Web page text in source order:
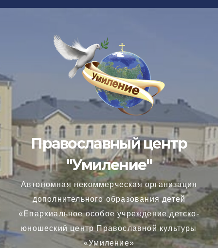
Перейти
Православный центр
"Умиление"
Автономная некоммерческая организация
дополнительного образования детей
«Епархиальное особое учреждение детско-
юношеский центр Православной культуры
«Умиление»